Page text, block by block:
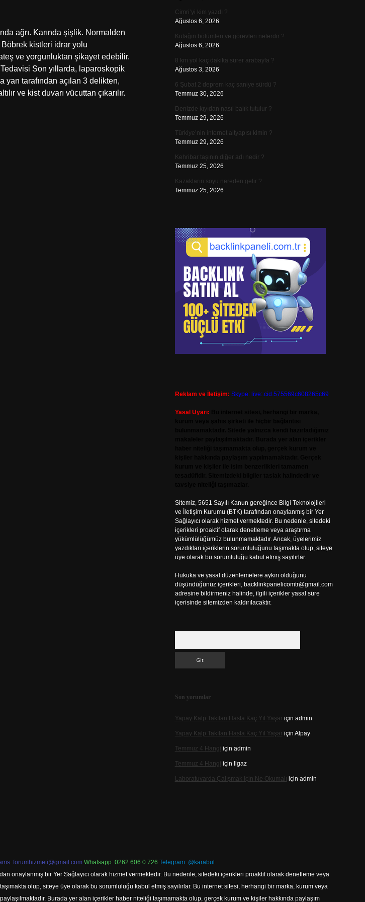
ağrı. Karında şişlik. Normalden
Böbrek kistleri idrar yolu
ve yorgunluktan şikayet edebilir.
Son yıllarda, laparoskopik
tarafından açılan 3 delikten,
ve kist duvarı vücuttan çıkarılır.
Cimri’yi kim yazdı ?
Ağustos 6, 2026
Kulağın bölümleri ve görevleri nelerdir ?
Ağustos 6, 2026
8 km yol kaç dakika sürer arabayla ?
Ağustos 3, 2026
6 Şubat 2 deprem kaç saniye sürdü ?
Temmuz 30, 2026
Denizde kıyıdan nasıl balık tutulur ?
Temmuz 29, 2026
Türkiye’nin internet altyapısı kimin ?
Temmuz 29, 2026
Kehribar taşının diğer adı nedir ?
Temmuz 25, 2026
Kazakların soyu nereden gelir ?
Temmuz 25, 2026
Reklam ve İletişim: Skype: live:.cid.575569c608265c69
Yasal Uyarı:
Sitemiz, 5651 Sayılı Kanun gereğince Bilgi Teknolojileri
ve İletişim Kurumu (BTK) tarafından onaylanmış bir Yer
Sağlayıcı olarak hizmet vermektedir. Bu nedenle, sitedeki
içerikleri proaktif olarak denetleme veya araştırma
yükümlülüğümüz bulunmamaktadır. Ancak, üyelerimiz
yazdıkları içeriklerin sorumluluğunu taşımakta olup, siteye
üye olarak bu sorumluluğu kabul etmiş sayılırlar.
Hukuka ve yasal düzenlemelere aykırı olduğunu
düşündüğünüz içerikleri, backlinkpanelicomtr@gmail.com
adresine bildirmeniz halinde, ilgili içerikler yasal süre
içerisinde sitemizden kaldırılacaktır.
Son yorumlar
Yapay Kalp Takılan Hasta Kaç Yıl Yaşariçin admin
Yapay Kalp Takılan Hasta Kaç Yıl Yaşariçin Alpay
Temmuz 4 Hangi için admin
Temmuz 4 Hangi için Ilgaz
Laboratuvarda Çalışmak Için Ne Okumalı için admin
forumhizmeti@gmail.com Whatsapp: 0262 606 0 726 Telegram: @karabul
onaylanmış bir Yer Sağlayıcı olarak hizmet vermektedir. Bu nedenle, sitedeki içerikleri proaktif olarak denetleme veya
olup, siteye üye olarak bu sorumluluğu kabul etmiş sayılırlar. Bu internet sitesi, herhangi bir marka, kurum veya
Burada yer alan içerikler haber niteliği taşımamakta olup, gerçek kurum ve kişiler hakkında paylaşım